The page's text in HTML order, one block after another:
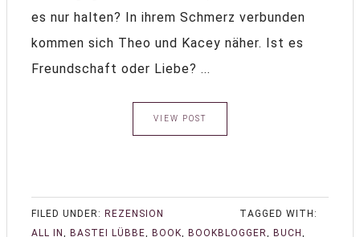
es nur halten? In ihrem Schmerz verbunden
kommen sich Theo und Kacey näher. Ist es
Freundschaft oder Liebe? ...
VIEW POST
FILED UNDER: REZENSION
TAGGED WITH:
ALL IN , BASTEI LÜBBE, BOOK, BOOKBLOGGER, BUCH ,